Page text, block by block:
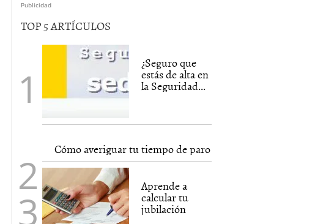
Publicidad
TOP 5 ARTÍCULOS
¿Seguro que
estás de alta en
la Seguridad...
Cómo averiguar tu tiempo de paro
Aprende a
calcular tu
jubilación